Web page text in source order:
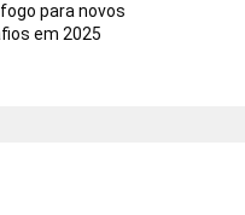
para novos
em 2025